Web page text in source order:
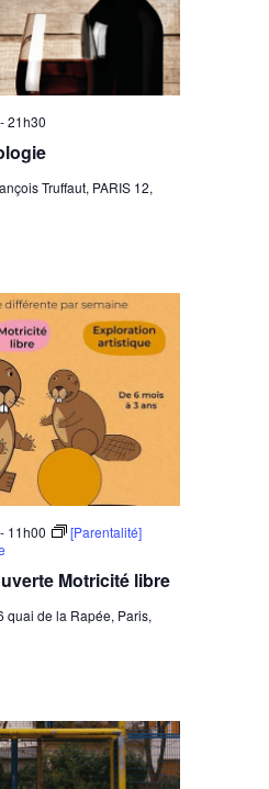
-21h30
Truffaut, PARIS 12,
Motricité libre
- 11h00
[Parentalité]
quai de la Rapée, Paris,